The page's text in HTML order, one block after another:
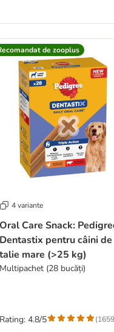
de zooplus
4 variante
Oral Care Snack:
Dentastix pentru câini de
talie mare (>25 kg)
Multipachet (28 bucăți)
Rating: 4.8/5 (1659